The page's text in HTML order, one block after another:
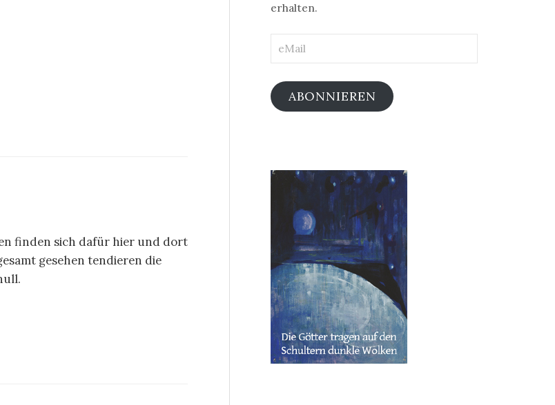
finden sich dafür hier und dort
gesehen tendieren die
erhalten.
ABONNIEREN